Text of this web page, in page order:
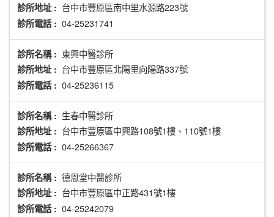
診所地址 : 台中市豐原區南中里水源路223號
診所電話 : 04-25231741
診所名稱 : 東興中醫診所
診所地址 : 台中市豐原區北陽里向陽路337號
診所電話 : 04-25236115
診所名稱 : 生春中醫診所
診所地址 : 台中市豐原區中興路108號1樓、110號1樓
診所電話 : 04-25266367
診所名稱 : 德恩堂中醫診所
診所地址 : 台中市豐原區中正路431號1樓
診所電話 : 04-25242079